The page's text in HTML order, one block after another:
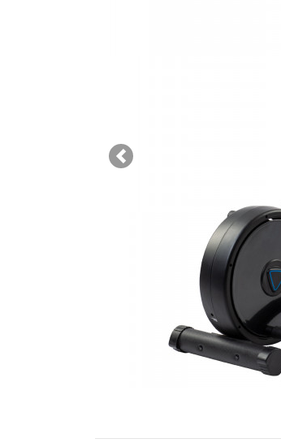
Previous